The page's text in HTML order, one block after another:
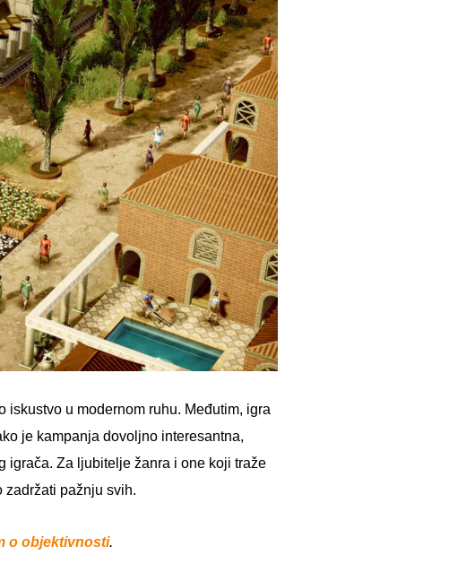
u modernom ruhu. Međutim, igra
je kampanja dovoljno interesantna,
igrača. Za ljubitelje žanra i one koji traže
zadržati pažnju svih.
o objektivnosti.